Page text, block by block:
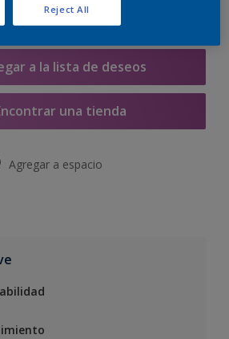
Calcular
a la lista de deseos
una tienda
Agregar a espacio
Reject All